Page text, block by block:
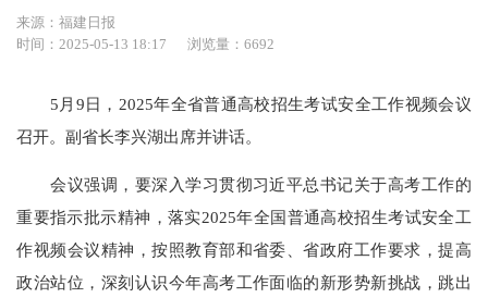
来源：福建日报
时间：2025-05-13 18:17
浏览量：6692
5月9日，2025年全省普通高校招生考试安全工作视频会议
召开。副省长李兴湖出席并讲话。
会议强调，要深入学习贯彻习近平总书记关于高考工作的
重要指示批示精神，落实2025年全国普通高校招生考试安全工
作视频会议精神，按照教育部和省委、省政府工作要求，提高
政治站位，深刻认识今年高考工作面临的新形势新挑战，跳出